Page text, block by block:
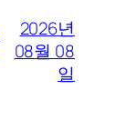
2026년
08월 08
일